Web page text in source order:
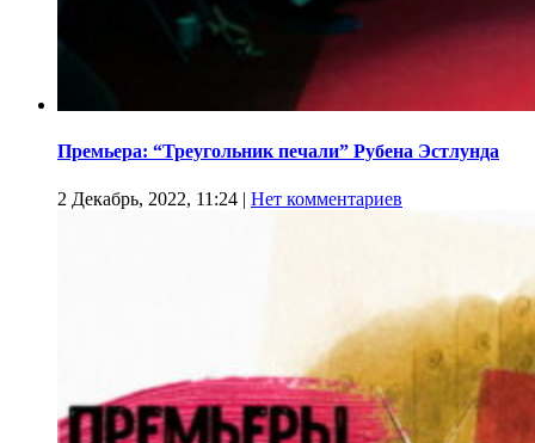
Премьера: “Треугольник печали” Рубена Эстлунда
2 Декабрь, 2022, 11:24 | Нет комментариев